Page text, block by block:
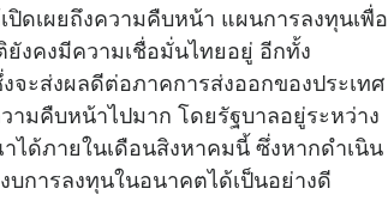
ดเผยถึงความคืบหน้า แผนการลงทุนเพื่อ
งคงมีความเชื่อมั่นไทยอยู่ อีกทั้ง
ะส่งผลดีต่อภาคการส่งออกของประเทศ
มคืบหน้าไปมาก โดยรัฐบาลอยู่ระหว่าง
ได้ภายในเดือนสิงหาคมนี้ ซึ่งหากดำเนิน
การลงทุนในอนาคตได้เป็นอย่างดี